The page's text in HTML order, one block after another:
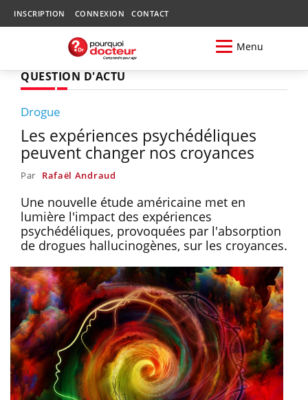
INSCRIPTION CONNEXION CONTACT
Menu
QUESTION D'ACTU
Drogue
Les expériences psychédéliques
peuvent changer nos croyances
Par Rafaël Andraud
Une nouvelle étude américaine met en
lumière l'impact des expériences
psychédéliques, provoquées par l'absorption
de drogues hallucinogènes, sur les croyances.